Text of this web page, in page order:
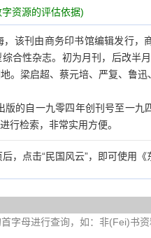
资源的评估依据)
该刊由商务印书馆编辑发行，
合性杂志。初为月刊，后改半
。梁启超、蔡元培、严复、鲁
版的自一九零四年创刊号至一
行检索，非常实用方便。
，点击“民国风云”，即可使用
字母进行查询，如：非(Fei)书